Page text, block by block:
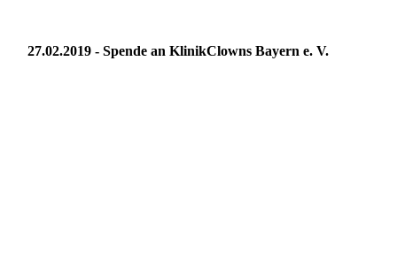
27.02.2019 - Spende an KlinikClowns Bayern e. V.